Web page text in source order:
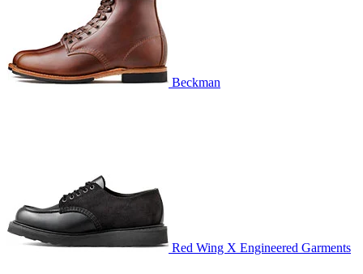
Beckman
Red Wing X Engineered Garments